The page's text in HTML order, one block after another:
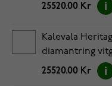
25520.00 Kr
Kalevala
diamantring
25520.00 Kr